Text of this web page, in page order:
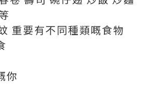
重要有不同種類嘅食物
你